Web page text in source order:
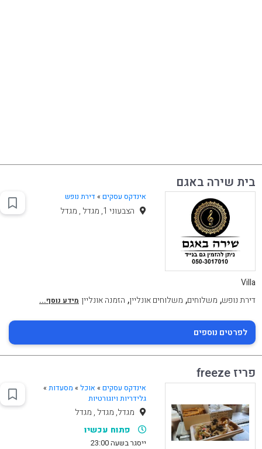
בית שירה באגם
אינדקס עסקים »דירת נופש
הצבעוני 1, מגדל , מגדל
Villa
דירת נופש, משלוחים, משלוחים אונליין, הזמנה אונליין מידע נוסף...
לפרטים נוספים
פריז freeze
אינדקס עסקים » אוכל» מסעדות»
גלידריות ויוגורטיות
מגדל, מגדל , מגדל
פתוח עכשיו
ייסגר בשעה 23:00